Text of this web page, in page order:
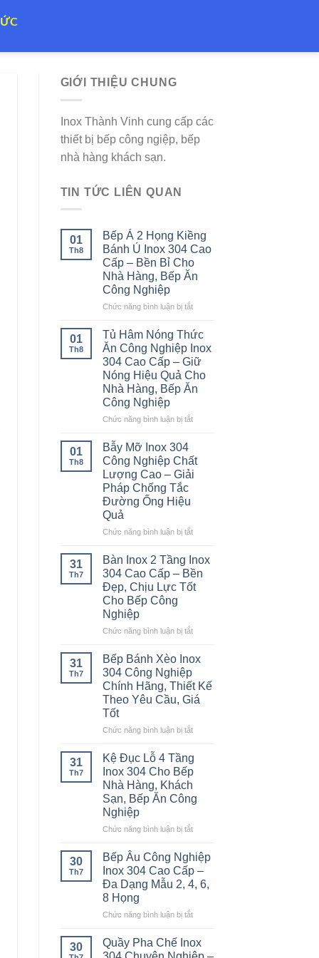
GIỚI THIỆU CHUNG
Inox Thành Vinh cung cấp các
thiết bị bếp công ngiệp, bếp
nhà hàng khách sạn.
TIN TỨC LIÊN QUAN
01
Th8
Bếp Á 2 Họng Kiềng
Bánh Ú Inox 304 Cao
Cấp – Bền Bỉ Cho
Nhà Hàng, Bếp Ăn
Công Nghiệp
Chức năng bình luận bị tắtở
Á
2
Họng
Kiềng
Bánh
Ú
Bền
Ăn
Nghiệp
01
Th8
Tủ Hâm Nóng Thức
Ăn Công Nghiệp Inox
304 Cao Cấp – Giữ
Nóng Hiệu Quả Cho
Nhà Hàng, Bếp Ăn
Công Nghiệp
Chức năng bình luận bị tắtở
Nóng
Thức
Ăn
–
Giữ
Nóng
Nhà
Bếp
Ăn
Công
Nghiệp
01
Th8
Bẫy Mỡ Inox 304
Công Nghiệp Chất
Lượng Cao – Giải
Pháp Chống Tắc
Đường Ống Hiệu
Quả
Chức năng bình luận bị tắtở
Inox
304
Công
Lượng
Giải
Pháp
Chống
Tắc
31
Th7
Bàn Inox 2 Tầng Inox
304 Cao Cấp – Bền
Đẹp, Chịu Lực Tốt
Cho Bếp Công
Nghiệp
Chức năng bình luận bị tắtở
Inox
304
Cấp
Đẹp,
Chịu
Lực
Tốt
31
Th7
Bếp Bánh Xèo Inox
304 Công Nghiệp
Chính Hãng, Thiết Kế
Theo Yêu Cầu, Giá
Tốt
Chức năng bình luận bị tắtở
Xèo
Inox
304
Công
Chính
Thiết
Kế
Theo
Yêu
Giá
31
Th7
Kệ Đục Lỗ 4 Tầng
Inox 304 Cho Bếp
Nhà Hàng, Khách
Sạn, Bếp Ăn Công
Nghiệp
Chức năng bình luận bị tắtở
Đục
Lỗ
4
Tầng
304
Nhà
30
Th7
Bếp Âu Công Nghiệp
Inox 304 Cao Cấp –
Đa Dạng Mẫu 2, 4, 6,
8 Họng
Chức năng bình luận bị tắtở
Công
30
Quầy Pha Chế Inox